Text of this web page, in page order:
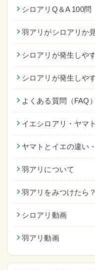
シロアリQ＆A 100問
羽アリがシロアリか
シロアリが発生しや
シロアリが発生しや
よくある質問（FAQ）
イエシロアリ・ヤマ
ヤマトとイエの違い
羽アリについて
羽アリをみつけたら？
シロアリ動画
羽アリ動画